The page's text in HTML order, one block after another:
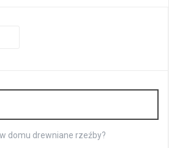
domu drewniane rzeźby?